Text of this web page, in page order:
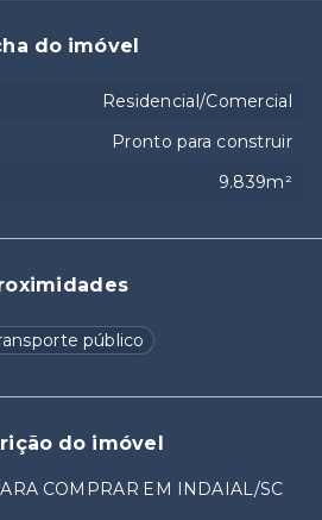
público
do imóvel
COMPRAR EM INDAIAL/SC
do imóvel
Residencial/Comercial
Pronto para construir
9.839m²